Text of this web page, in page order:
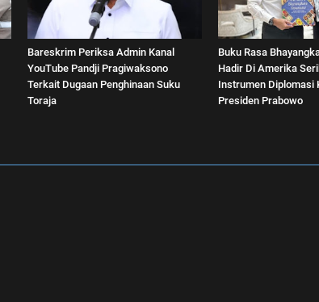
Bareskrim Periksa Admin Kanal
YouTube Pandji Pragiwaksono
Terkait Dugaan Penghinaan Suku
Toraja
Buku Rasa
Hadir Di Amerika
Instrumen Diplomasi
Presiden Prabowo